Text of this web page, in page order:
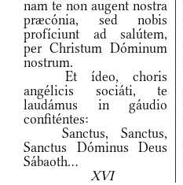
nam te non augent nostra
præcónia, sed nobis
profíciunt ad salútem,
per Christum Dóminum
nostrum.
Et ídeo, choris
angélicis sociáti, te
laudámus in gáudio
confiténtes:
Sanctus, Sanctus,
Sanctus Dóminus Deus
Sábaoth...
XVI